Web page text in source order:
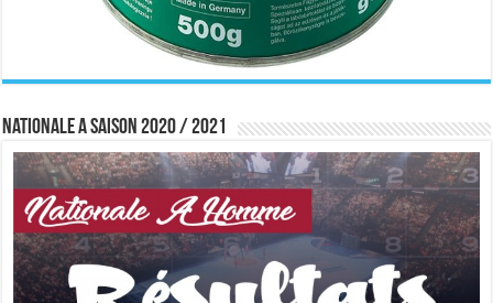
Nationale A saison 2020 / 2021